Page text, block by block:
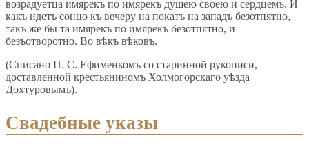
возрадуетца имярекъ по имярекъ душею своею и сердцемъ. И
какъ идетъ сонцо къ вечеру на покатъ на западъ безотпятно,
такъ же бы та имярекъ по имярекъ безотпятно, и
безъотворотно. Во вѣкъ вѣковъ.
(Списано П. С. Ефименкомъ со старинной рукописи,
доставленной крестьяниномъ Холмогорскаго уѣзда
Дохтуровымъ).
Свадебные указы